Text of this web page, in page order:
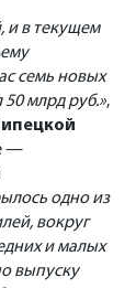
и в текущем
семь новых
млрд руб.»,
—
одно из
вокруг
и малых
выпуску